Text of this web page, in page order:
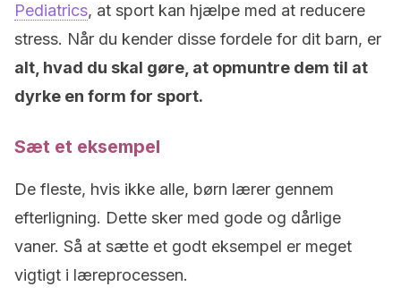
Pediatrics, at sport kan hjælpe med at reducere
stress. Når du kender disse fordele for dit barn, er
alt, hvad du skal gøre, at opmuntre dem til at
dyrke en form for sport.
Sæt et eksempel
De fleste, hvis ikke alle, børn lærer gennem
efterligning. Dette sker med gode og dårlige
vaner. Så at sætte et godt eksempel er meget
vigtigt i læreprocessen.